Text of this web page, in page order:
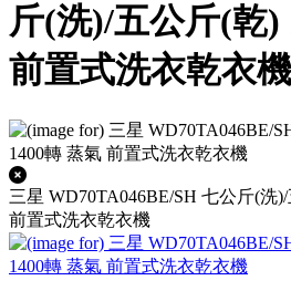
斤(洗)/五公斤(乾)
前置式洗衣乾衣機
三星 WD70TA046BE/SH 七公斤(洗
前置式洗衣乾衣機